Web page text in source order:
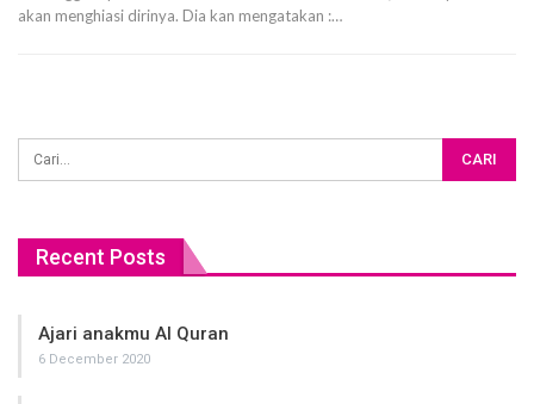
akan menghiasi dirinya. Dia kan mengatakan :…
Recent Posts
Ajari anakmu Al Quran
6 December 2020